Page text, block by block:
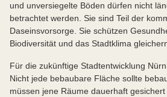
und unversiegelte Böden dürfen nicht
betrachtet werden. Sie sind Teil der
Daseinsvorsorge. Sie schützen
Biodiversität und das Stadtklima
Für die zukünftige Stadtentwicklung
Nicht jede bebaubare Fläche sollte
müssen jene Räume dauerhaft